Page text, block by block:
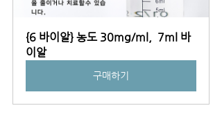
{6 바이알} 농도 30mg/ml,  7ml 바
이알
구매하기